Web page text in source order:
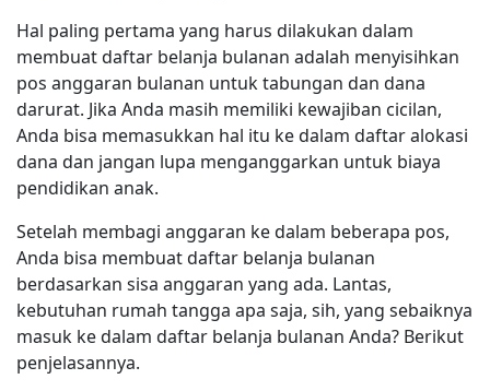
Hal paling pertama yang harus dilakukan dalam
membuat daftar belanja bulanan adalah menyisihkan
pos anggaran bulanan untuk tabungan dan dana
darurat. Jika Anda masih memiliki kewajiban cicilan,
Anda bisa memasukkan hal itu ke dalam daftar alokasi
dana dan jangan lupa menganggarkan untuk biaya
pendidikan anak.
Setelah membagi anggaran ke dalam beberapa pos,
Anda bisa membuat daftar belanja bulanan
berdasarkan sisa anggaran yang ada. Lantas,
kebutuhan rumah tangga apa saja, sih, yang sebaiknya
masuk ke dalam daftar belanja bulanan Anda? Berikut
penjelasannya.